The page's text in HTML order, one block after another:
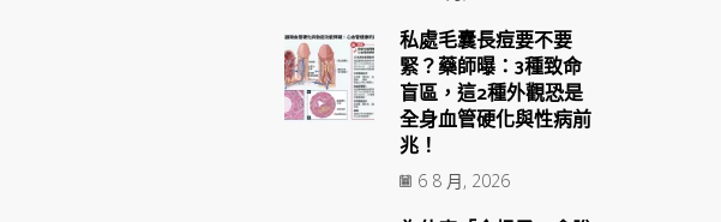
私處毛囊長痘要不要
緊？藥師曝：3種致命
盲區，這2種外觀恐是
全身血管硬化與性病前
兆！
6 8 月, 2026